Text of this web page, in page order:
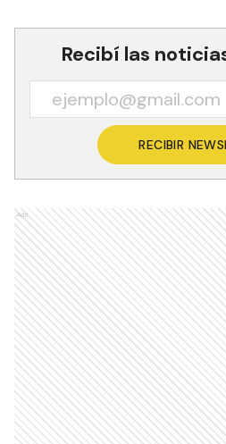
Recibí las
RECIBIR
Ads